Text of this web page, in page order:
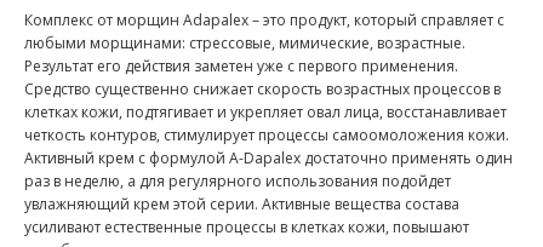
Комплекс от морщин Adapalex – это продукт, который справляет с
любыми морщинами: стрессовые, мимические, возрастные.
Результат его действия заметен уже с первого применения.
Средство существенно снижает скорость возрастных процессов в
клетках кожи, подтягивает и укрепляет овал лица, восстанавливает
четкость контуров, стимулирует процессы самоомоложения кожи.
Активный крем с формулой A-Dapalex достаточно применять один
раз в неделю, а для регулярного использования подойдет
увлажняющий крем этой серии. Активные вещества состава
усиливают естественные процессы в клетках кожи, повышают